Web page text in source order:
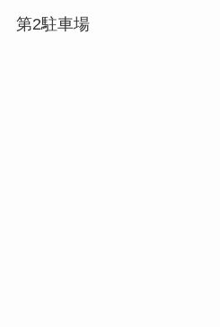
第2駐車場